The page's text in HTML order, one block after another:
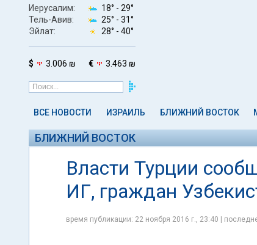
Иерусалим: 18° - 29°
Тель-Авив:
25° - 31°
Эйлат:
28° - 40°
$ 3.006 ₪ € 3.463 ₪
ВСЕ НОВОСТИ ИЗРАИЛЬ БЛИЖНИЙ ВОСТОК
БЛИЖНИЙ ВОСТОК
Власти Турции
ИГ, граждан
время публикации: 22 ноября 2016 г., 23:40 |